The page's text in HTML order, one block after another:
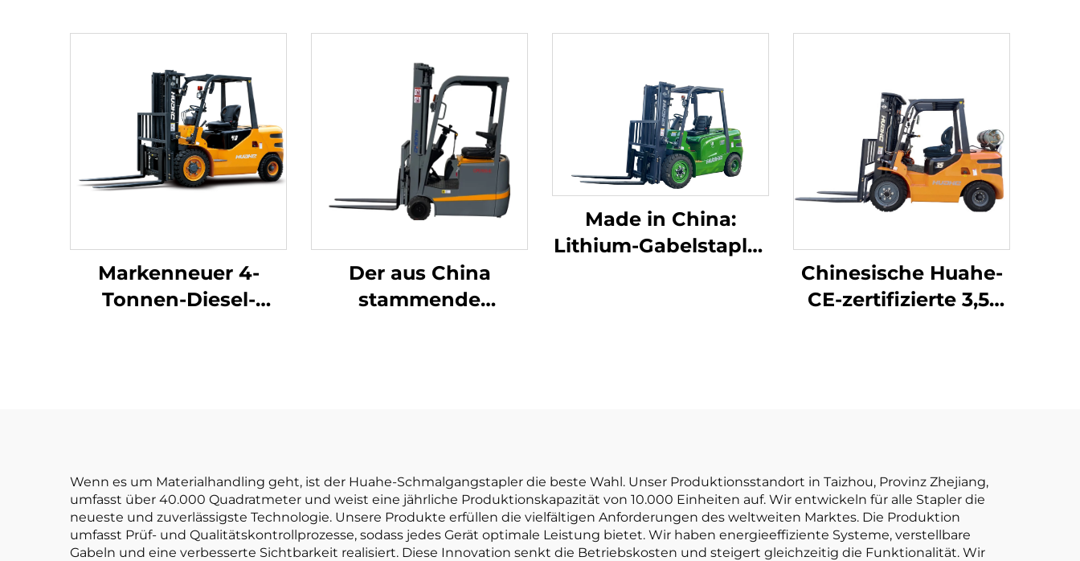
Markenneuer 4-
Tonnen-Diesel-
Der aus China
stammende
Made in China:
Lithium-Gabelstapler
Chinesische Huahe-
CE-zertifizierte 3,5-
Wenn es um Materialhandling geht, ist der Huahe-Schmalgangstapler die beste Wahl. Unser Produktionsstandort in Taizhou, Provinz Zhejiang,
umfasst über 40.000 Quadratmeter und weist eine jährliche Produktionskapazität von 10.000 Einheiten auf. Wir entwickeln für alle Stapler die
neueste und zuverlässigste Technologie. Unsere Produkte erfüllen die vielfältigen Anforderungen des weltweiten Marktes. Die Produktion
umfasst Prüf- und Qualitätskontrollprozesse, sodass jedes Gerät optimale Leistung bietet. Wir haben energieeffiziente Systeme, verstellbare
Gabeln und eine verbesserte Sichtbarkeit realisiert. Diese Innovation senkt die Betriebskosten und steigert gleichzeitig die Funktionalität. Wir